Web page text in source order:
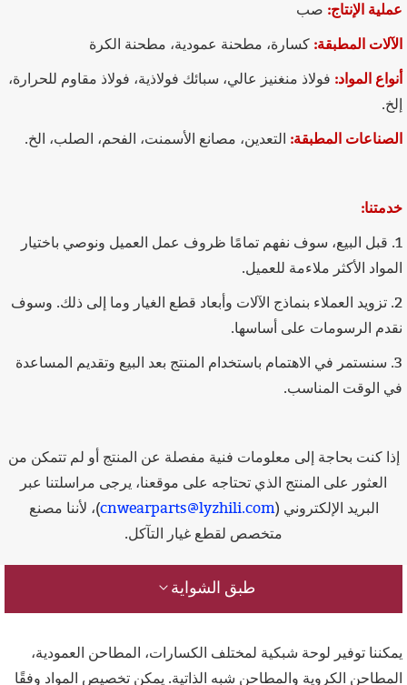
عملية الإنتاج: صب
الآلات المطبقة: كسارة، مطحنة عمودية، مطحنة الكرة
أنواع المواد: فولاذ منغنيز عالي، سبائك فولاذية، فولاذ مقاوم للحرارة،
إلخ.
الصناعات المطبقة: التعدين، مصانع الأسمنت، الفحم، الصلب، الخ.
خدمتنا:
1. قبل البيع، سوف نفهم تمامًا ظروف عمل العميل ونوصي باختيار
المواد الأكثر ملاءمة للعميل.
2. تزويد العملاء بنماذج الآلات وأبعاد قطع الغيار وما إلى ذلك. وسوف
نقدم الرسومات على أساسها.
3. سنستمر في الاهتمام باستخدام المنتج بعد البيع وتقديم المساعدة
في الوقت المناسب.
إذا كنت بحاجة إلى معلومات فنية مفصلة عن المنتج أو لم تتمكن من
العثور على المنتج الذي تحتاجه على موقعنا، يرجى مراسلتنا عبر
البريد الإلكتروني (cnwearparts@lyzhili.com)، لأننا مصنع
متخصص لقطع غيار التآكل.
طبق الشواية
يمكننا توفير لوحة شبكية لمختلف الكسارات، المطاحن العمودية،
المطاحن الكروية والمطاحن شبه الذاتية. يمكن تخصيص المواد وفقًا